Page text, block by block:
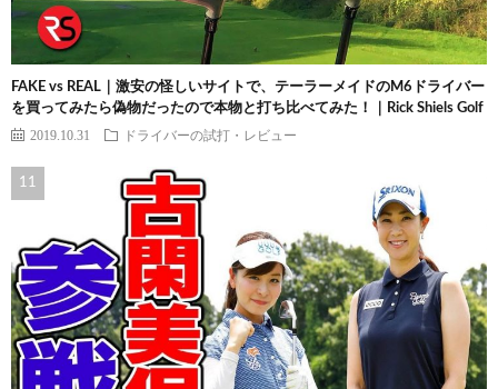
FAKE vs REAL｜激安の怪しいサイトで、テーラーメイドのM6ドライバー
を買ってみたら偽物だったので本物と打ち比べてみた！｜Rick Shiels Golf
2019.10.31 ドライバーの試打・レビュー